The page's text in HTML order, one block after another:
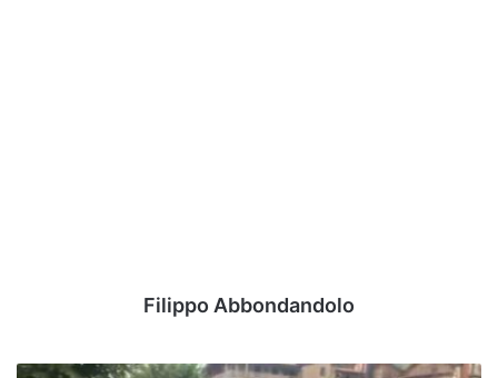
Filippo Abbondandolo
Besaggio